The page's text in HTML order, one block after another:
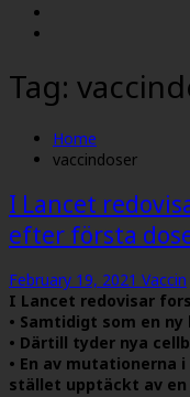
Tag:
Home
vaccindoser
I Lancet
efter första
February 19, 2021 Vaccin
I Lancet redovisar
• Samtidigt som en
• Därtill tyder nya
• En av mutationerna
stället upptäckt av en